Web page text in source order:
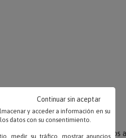
eso enCalle del Regalo queremos
y acceder a información en su
datos con su consentimiento.
medir su tráfico, mostrar anuncios
Continuar sin aceptar